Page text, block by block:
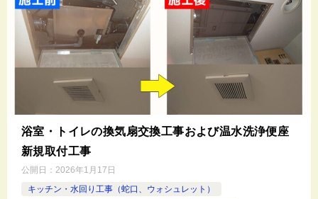
浴室・トイレの換気扇交換工事および温水洗浄便座
新規取付工事
公開日： 2026年1月17日
キッチン・水回り工事（蛇口、ウォシュレット）